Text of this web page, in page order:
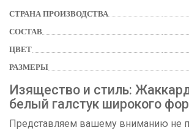
СТРАНА ПРОИЗВОДСТВА
СОСТАВ
ЦВЕТ
РАЗМЕРЫ
Изящество и стиль:
белый галстук широкого
Представляем вашему вниманию не